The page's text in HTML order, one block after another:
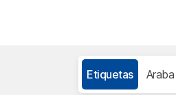
Etiquetas Araba